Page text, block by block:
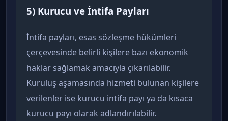
5) Kurucu ve İntifa Payları
İntifa payları, esas sözleşme hükümleri
çerçevesinde belirli kişilere bazı ekonomik
haklar sağlamak amacıyla çıkarılabilir.
Kuruluş aşamasında hizmeti bulunan kişilere
verilenler ise kurucu intifa payı ya da kısaca
kurucu payı olarak adlandırılabilir.